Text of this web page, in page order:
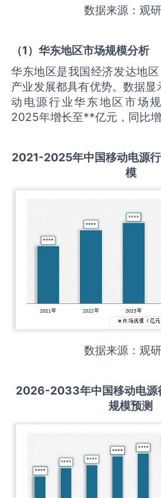
数据来源：观
（1）华东地区市场规模分析
华东地区是我国经济发达地
产业发展都具有优势。数据
动电源行业华东地区市场
2025年增长至**亿元，同比增
2021-2025年中国移动电源
模
数据来源：观
2026-2033年中国移动电源
规模预测